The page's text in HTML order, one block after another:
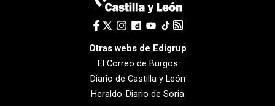
Otras webs de Edigrup
El Correo de Burgos
Diario de Castilla y León
Heraldo-Diario de Soria